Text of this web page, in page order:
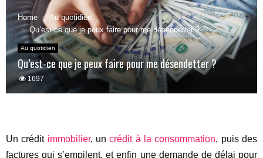
Home
Au quotidien
Qu’est-ce que je peux faire pour me désendetter ?
Au quotidien
Qu’est-ce que je peux faire pour me désendetter ?
1697
Un crédit immobilier, uncrédit à la consommation, puis des
factures qui s’empilent, et enfin une demande de délai pour